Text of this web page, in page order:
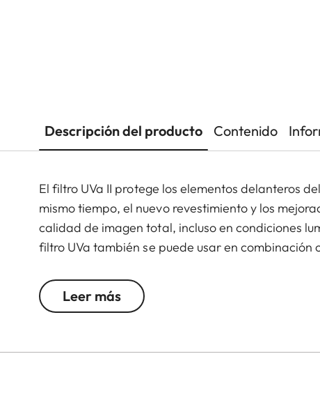
Descripción del producto Contenido
El filtro UVa II protege los elementos delanteros
mismo tiempo, el nuevo revestimiento y los
calidad de imagen total, incluso en condiciones
filtro UVa también se puede usar en
Leer más